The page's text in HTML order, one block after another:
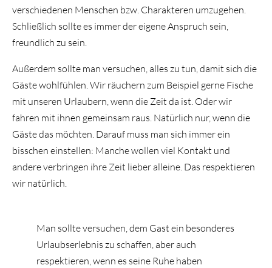
verschiedenen Menschen bzw. Charakteren umzugehen.
Schließlich sollte es immer der eigene Anspruch sein,
freundlich zu sein.
Außerdem sollte man versuchen, alles zu tun, damit sich die
Gäste wohlfühlen. Wir räuchern zum Beispiel gerne Fische
mit unseren Urlaubern, wenn die Zeit da ist. Oder wir
fahren mit ihnen gemeinsam raus. Natürlich nur, wenn die
Gäste das möchten. Darauf muss man sich immer ein
bisschen einstellen: Manche wollen viel Kontakt und
andere verbringen ihre Zeit lieber alleine. Das respektieren
wir natürlich.
Man sollte versuchen, dem Gast ein besonderes
Urlaubserlebnis zu schaffen, aber auch
respektieren, wenn es seine Ruhe haben